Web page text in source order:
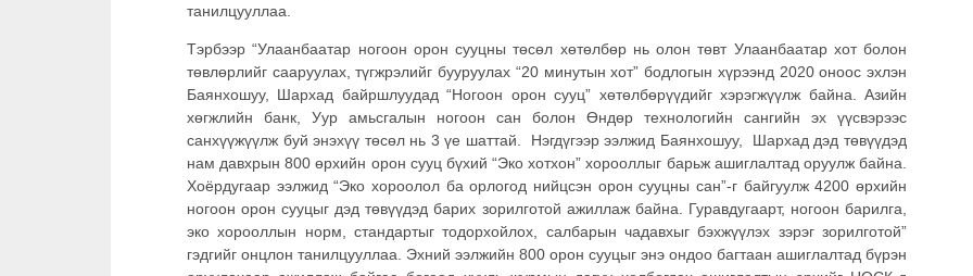
танилцууллаа.
Тэрбээр “Улаанбаатар ногоон орон сууцны төсөл хөтөлбөр нь олон төвт Улаанбаатар хот болон
төвлөрлийг сааруулах, түгжрэлийг бууруулах “20 минутын хот” бодлогын хүрээнд 2020 оноос эхлэн
Баянхошуу, Шархад байршлуудад “Ногоон орон сууц” хөтөлбөрүүдийг хэрэгжүүлж байна. Азийн
хөгжлийн банк, Уур амьсгалын ногоон сан болон Өндөр технологийн сангийн эх үүсвэрээс
санхүүжүүлж буй энэхүү төсөл нь 3 үе шаттай. Нэгдүгээр ээлжид Баянхошуу, Шархад дэд төвүүдэд
нам давхрын 800 өрхийн орон сууц бүхий “Эко хотхон” хорооллыг барьж ашиглалтад оруулж байна.
Хоёрдугаар ээлжид “Эко хороолол ба орлогод нийцсэн орон сууцны сан”-г байгуулж 4200 өрхийн
ногоон орон сууцыг дэд төвүүдэд барих зорилготой ажиллаж байна. Гуравдугаарт, ногоон барилга,
эко хорооллын норм, стандартыг тодорхойлох, салбарын чадавхыг бэхжүүлэх зэрэг зорилготой”
гэдгийг онцлон танилцууллаа. Эхний ээлжийн 800 орон сууцыг энэ ондоо багтаан ашиглалтад бүрэн